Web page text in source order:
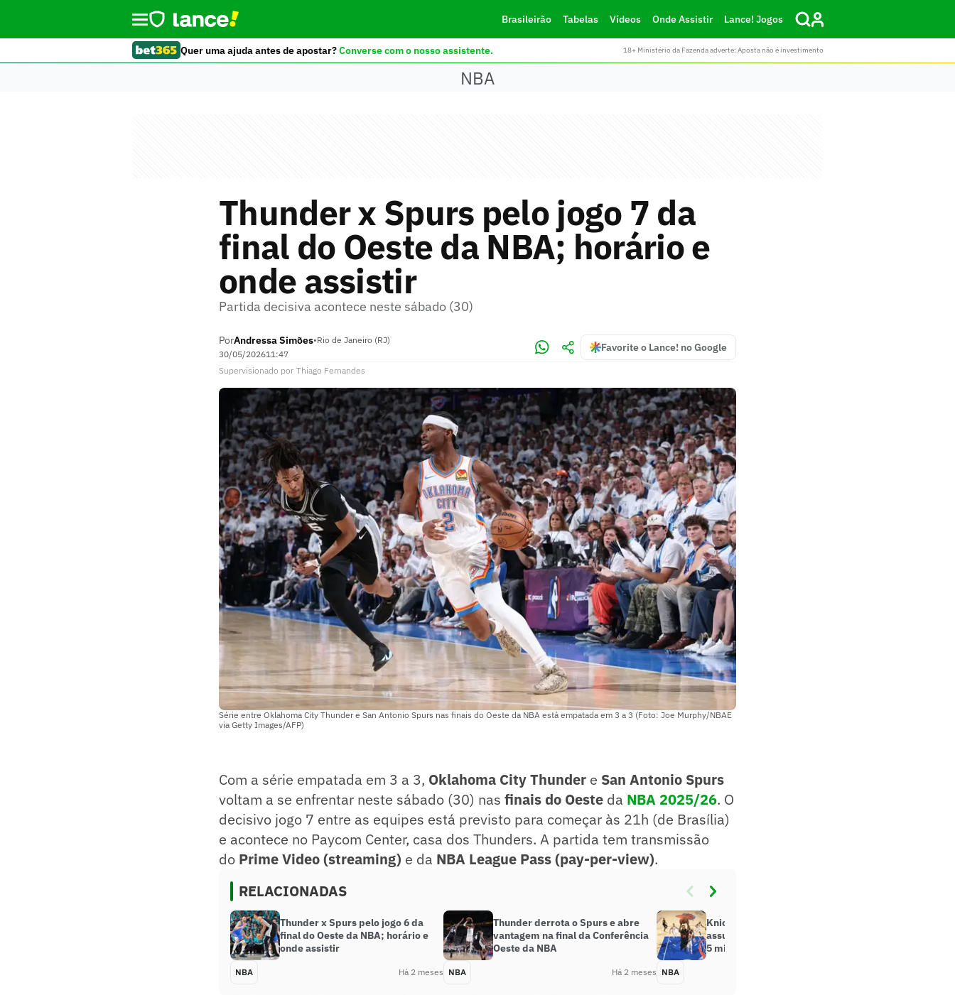
Brasileirão Tabelas Vídeos Onde Assistir Lance! Jogos
Quer uma ajuda antes de apostar?Converse com o nosso assistente. 18+ Ministério da Fazenda adverte: Aposta não é investimento
NBA
Thunder x Spurs pelo jogo 7 da
final do Oeste da NBA; horário e
onde assistir
Partida decisiva acontece neste sábado (30)
PorAndressa Simões•Rio de Janeiro (RJ)
30/05/202611:47
Favorite o Lance! no Google
Supervisionado por Thiago Fernandes
Série entre Oklahoma City Thunder e San Antonio Spurs nas finais do Oeste da NBA está empatada em 3 a 3 (Foto: Joe Murphy/NBAE
via Getty Images/AFP)
Com a série empatada em 3 a 3, Oklahoma City Thunder e San Antonio Spurs
voltam a se enfrentar neste sábado (30) nas finais do Oeste da NBA 2025/26. O
decisivo jogo 7 entre as equipes está previsto para começar às 21h (de Brasília)
e acontece no Paycom Center, casa dos Thunders. A partida tem transmissão
do Prime Video (streaming) e da NBA League Pass (pay-per-view).
RELACIONADAS
Thunder x Spurs pelo jogo 6 da
final do Oeste da NBA; horário e
onde assistir
NBA Há 2 meses
Thunder derrota o Spurs e abre
vantagem na final da Conferência
Oeste da NBA
NBA Há 2 meses
Knicks volta às finais da NBA e
assusta torcida com ingresso de R$
5 milhões
NBA